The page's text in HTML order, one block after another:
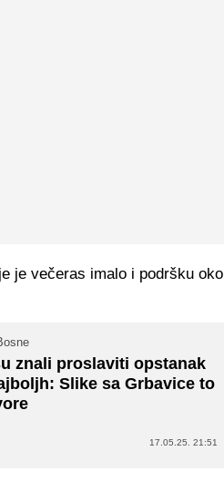
je večeras imalo i podršku oko
znali proslaviti opstanak
Slike sa Grbavice to
17.05.25. 21:51